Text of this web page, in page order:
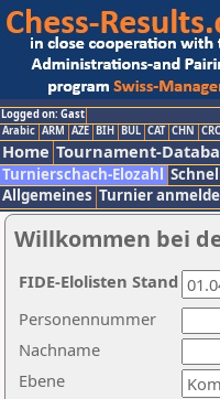
Logged on: Gast
Arabic ARM AZE BIH BUL CAT CHN
Home Tournament-
Turnierschach-Elozahl
Allgemeines Turnier
Willkommen bei
Nachname
Ebene
Personennummer
FIDE-Elolisten Stand